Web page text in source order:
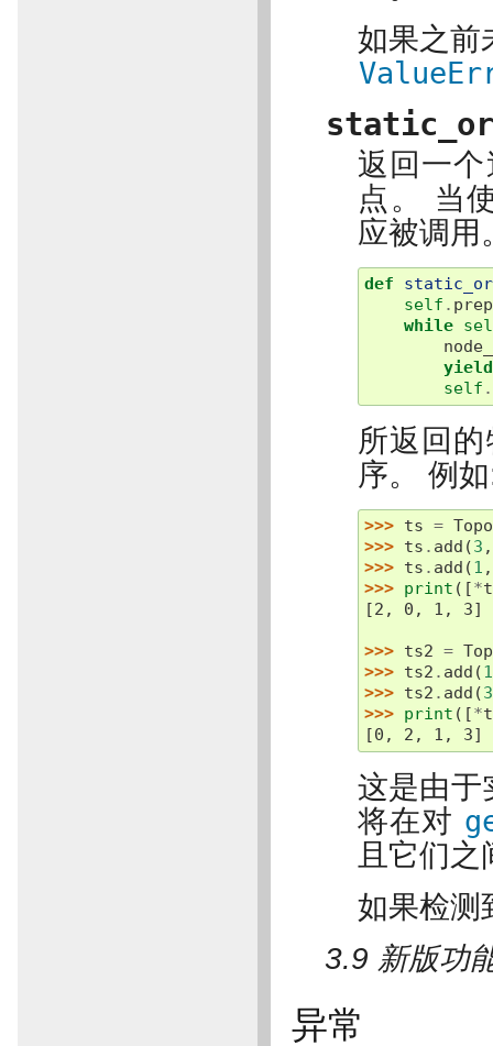
如果之
返回一
点。 当
应被调用
def
self .
while
self .
所返回
序。 例
>>> ts =
>>> ts . add (3 ,
>>> ts . add (1 ,
>>> print ([*
[2, 0, 1, 3]
>>> ts2 =
>>> ts2 . add (1
>>> ts2 . add (3
>>> print ([*
[0, 2, 1, 3]
这是由于
将在对
且它们
如果检测
3.9 新版功
异常